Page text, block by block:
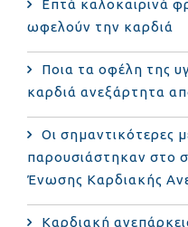
Επτά καλοκαιρινά
ωφελούν την καρδιά
Ποια τα οφέλη της
καρδιά ανεξάρτητα
Οι σημαντικότερες
παρουσιάστηκαν στο
Ένωσης Καρδιακής
Καρδιακή